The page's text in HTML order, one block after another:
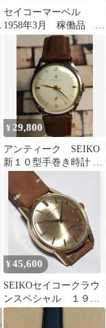
セイコーマーベル
1958年3月 稼働品 19
石 赤機械
SEIKOMARVEL
¥ 29,800
アンティーク SEIKO
新１０型手巻き時計 ス
モールセコンド
¥45,600
SEIKOセイコークラウ
ンスペシャル １９６
３年 ＳＤ文字盤